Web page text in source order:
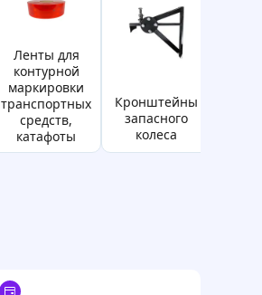
ленты для
контурной
маркировки
транспортных
средств,
катафоты
кронштейны
запасного
колеса